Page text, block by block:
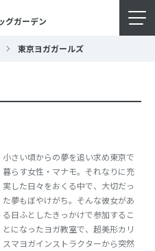
グガーデン
東京ヨガガールズ
小さい頃からの夢を追い求め東京で
暮らす女性・マナモ。それなりに充
実した日々をおくる中で、大切だっ
た夢もぼやけがち。そんな彼女があ
る日ふとしたきっかけで参加するこ
とになったヨガ教室で、超美形カリ
スマヨガインストラクターから突然